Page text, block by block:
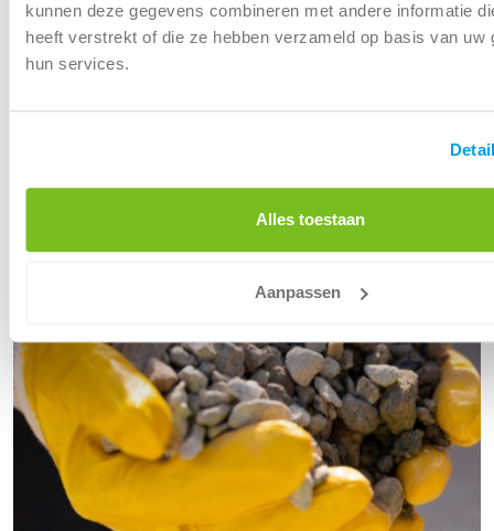
kunnen deze gegevens combineren met andere informatie
heeft verstrekt of die ze hebben verzameld op basis van uw
hun services.
Alles toestaan
Aanpassen
Sorteren en reinigen van minerale afvalstromen
Produceren van gecertificeerde recyclaten voor de
beton- en weg- en waterbouwsector